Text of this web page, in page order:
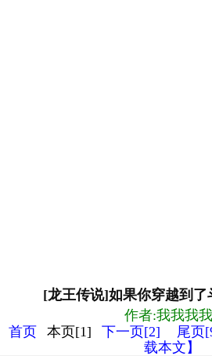
[龙王传说]如果你穿越到了
作者:我我我
首页
本页[1] 下一页[2] 尾页
载本文】